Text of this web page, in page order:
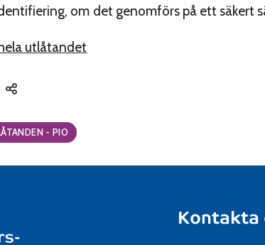
om det genomförs på ett säkert
utlåtandet
- PIO
Kontakta